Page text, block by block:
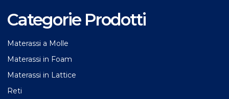
Categorie Prodotti
Materassi a Molle
Materassi in Foam
Materassi in Lattice
Reti